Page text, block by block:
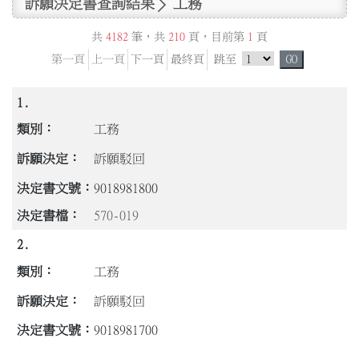
訴願決定書查詢結果 工務
共 4182 筆，共 210 頁，目前第 1
頁
第一頁
上一頁 下一頁 最終頁 跳至 跳頁選單 GO
1.
工務
訴願駁回
9018981800
570-019
2.
工務
訴願駁回
9018981700